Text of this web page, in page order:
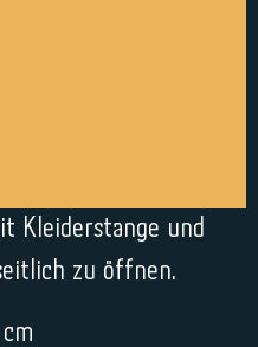
Kleiderstange und
zu öffnen.